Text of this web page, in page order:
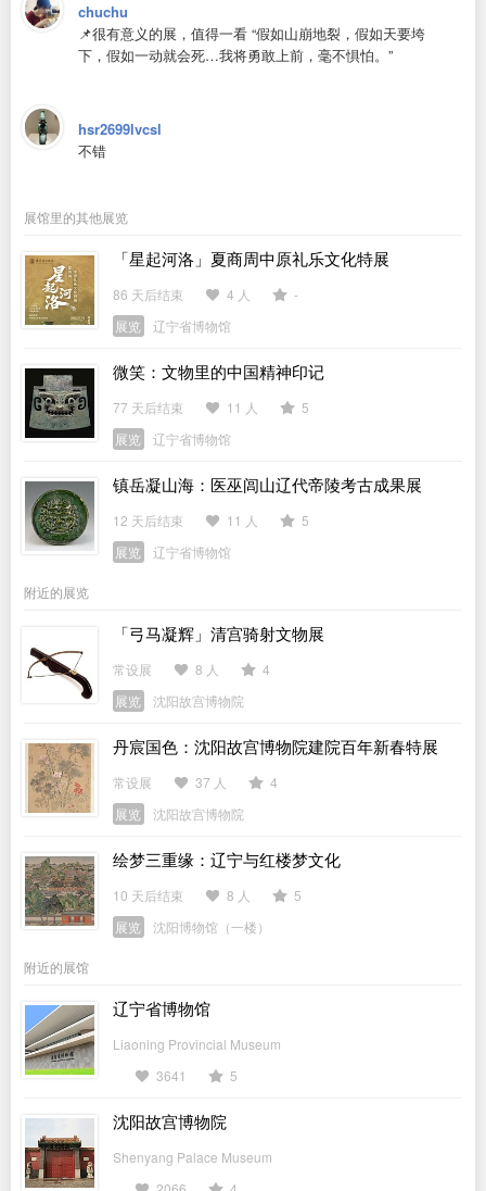
chuchu
📌很有意义的展，值得一看 “假如山崩地裂，假如天要垮
下，假如一动就会死…我将勇敢上前，毫不惧怕。”
hsr2699lvcsl
不错
展馆里的其他展览
「星起河洛」夏商周中原礼乐文化特展
86 天后结束 4 人
-
展览
辽宁省博物馆
微笑：文物里的中国精神印记
77 天后结束 11 人
5
展览
辽宁省博物馆
镇岳凝山海：医巫闾山辽代帝陵考古成果展
12 天后结束 11 人
5
展览
辽宁省博物馆
附近的展览
「弓马凝辉」清宫骑射文物展
常设展 8 人
4
展览
沈阳故宫博物院
丹宸国色：沈阳故宫博物院建院百年新春特展
常设展 37 人
4
展览
沈阳故宫博物院
绘梦三重缘：辽宁与红楼梦文化
10 天后结束 8 人
5
展览
沈阳博物馆（一楼）
附近的展馆
辽宁省博物馆
Liaoning Provincial Museum
3641
5
沈阳故宫博物院
Shenyang Palace Museum